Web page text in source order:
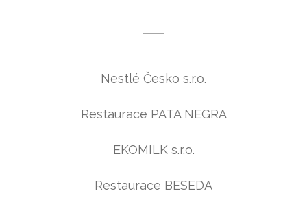
Nestlé Česko s.r.o.
Restaurace PATA NEGRA
EKOMILK s.r.o.
Restaurace BESEDA